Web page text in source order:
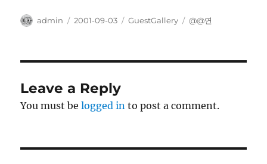
Author
admin
Posted
2001-09-03 Categories
GuestGallery Tags
@@연
Leave a Reply
You must belogged in to post a comment.